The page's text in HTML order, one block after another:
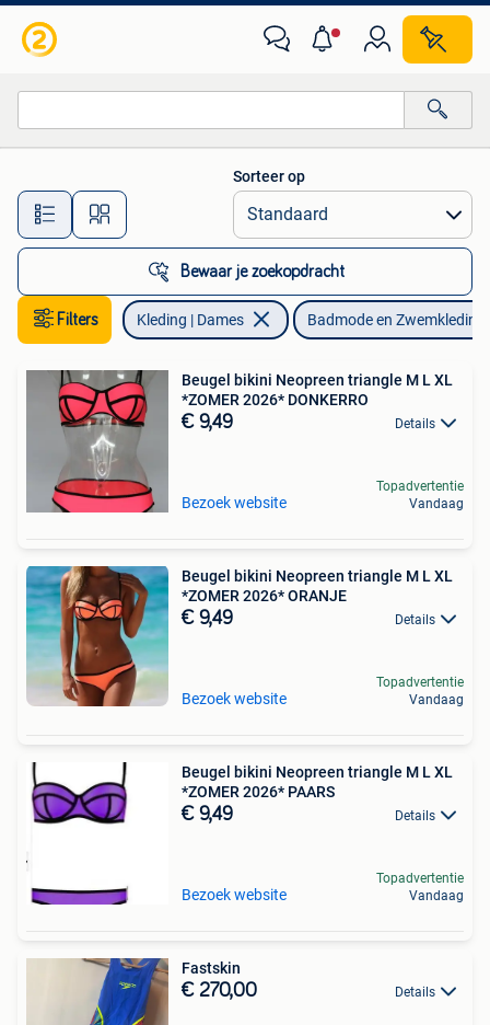
Alle afstanden…
Sorteer op
Bewaar je zoekopdracht
Filters Kleding | Dames Badmode en Zwemkleding
Beugel bikini Neopreen triangle M L XL
*ZOMER 2026* DONKERRO
€ 9,49 Details
Bezoek website
Topadvertentie
Vandaag
Beugel bikini Neopreen triangle M L XL
*ZOMER 2026* ORANJE
€ 9,49 Details
Bezoek website
Topadvertentie
Vandaag
Beugel bikini Neopreen triangle M L XL
*ZOMER 2026* PAARS
€ 9,49 Details
Bezoek website
Topadvertentie
Vandaag
Fastskin
€ 270,00 Details